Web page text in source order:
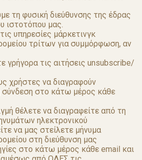
τη φυσική διεύθυνσης της έδρας
ιστοτόπου μας.
υπηρεσίες μάρκετινγκ
τρίτων για συμμόρφωση, αν
γρήγορα τις αιτήσεις unsubscribe/
χρήστες να διαγραφούν
σύνδεση στο κάτω μέρος κάθε
θέλετε να διαγραφείτε από τη
ηλεκτρονικού
να μας στείλετε μήνυμα
στη διεύθυνση μας
στο κάτω μέρος κάθε email και